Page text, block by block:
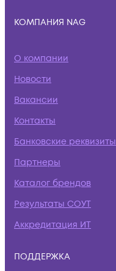
КОМПАНИЯ NAG
О компании
Новости
Вакансии
Контакты
Банковские реквизиты
Партнеры
Каталог брендов
Результаты СОУТ
Аккредитация ИТ
ПОДДЕРЖКА